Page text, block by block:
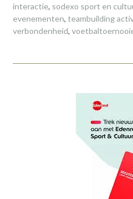
interactie, sodexo sport en
evenementen, teambuilding
verbondenheid,